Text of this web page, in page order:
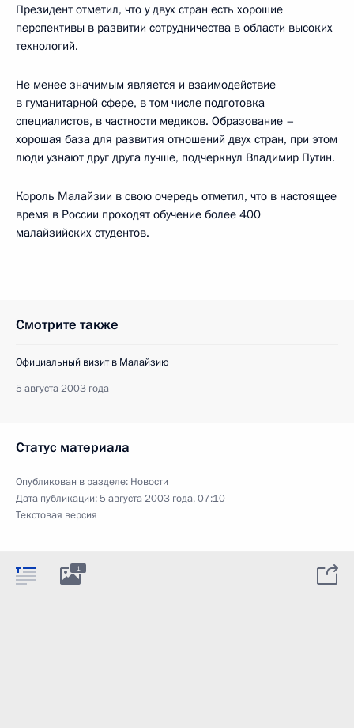
Президент отметил, что у двух стран есть хорошие
перспективы в развитии сотрудничества в области высоких
технологий.
Не менее значимым является и взаимодействие
в гуманитарной сфере, в том числе подготовка
специалистов, в частности медиков. Образование –
хорошая база для развития отношений двух стран, при этом
люди узнают друг друга лучше, подчеркнул Владимир Путин.
Король Малайзии в свою очередь отметил, что в настоящее
время в России проходят обучение более 400
малайзийских студентов.
Смотрите также
Официальный визит в Малайзию
5 августа 2003 года
Статус материала
Опубликован в разделе: Новости
Дата публикации:5 августа 2003 года, 07:10
Текстовая версия
1